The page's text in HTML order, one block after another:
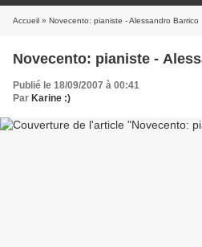
Accueil » Novecento: pianiste - Alessandro Barrico
Novecento: pianiste -
Publié le 18/09/2007 à 00:41
Par Karine :)